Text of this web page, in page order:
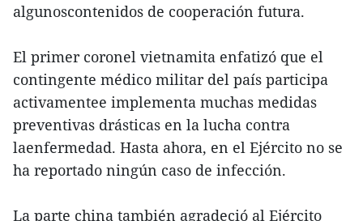
algunoscontenidos de cooperación futura.
El primer coronel vietnamita enfatizó que el
contingente médico militar del país participa
activamentee implementa muchas medidas
preventivas drásticas en la lucha contra
laenfermedad. Hasta ahora, en el Ejército no se
ha reportado ningún caso de infección.
La parte china también agradeció al Ejército